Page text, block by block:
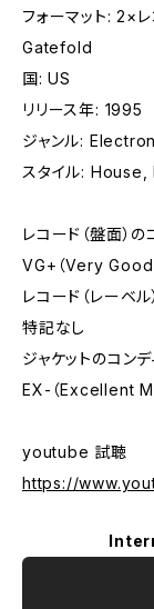
フォーマット: 2×
Gatefold
国: US
リリース年: 1995
ジャンル:
スタイル:
レコード（盤面）の
VG+（Very
レコード（レーベ
特記なし
ジャケットのコンデ
EX-（Excellent
youtube 試聴
https://